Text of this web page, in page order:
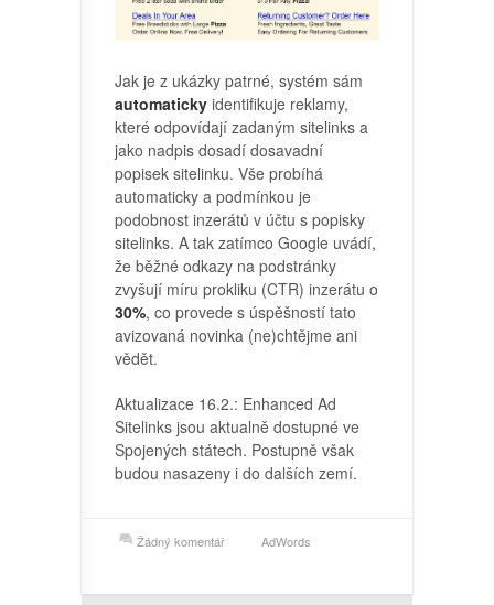
Jak je z ukázky patrné, systém sám
automaticky identifikuje reklamy,
které odpovídají zadaným sitelinks a
jako nadpis dosadí dosavadní
popisek sitelinku. Vše probíhá
automaticky a podmínkou je
podobnost inzerátů v účtu s popisky
sitelinks. A tak zatímco Google uvádí,
že běžné odkazy na podstránky
zvyšují míru prokliku (CTR) inzerátu o
30%, co provede s úspěšností tato
avizovaná novinka (ne)chtějme ani
vědět.
Aktualizace 16.2.: Enhanced Ad
Sitelinks jsou aktualně dostupné ve
Spojených státech. Postupně však
budou nasazeny i do dalších zemí.
Žádný komentář AdWords